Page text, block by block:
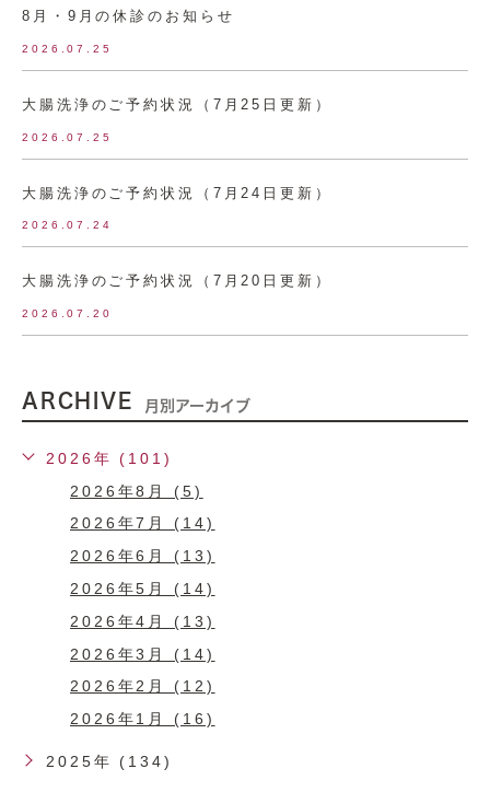
8月・9月の休診のお知らせ
2026.07.25
大腸洗浄のご予約状況（7月25日更新）
2026.07.25
大腸洗浄のご予約状況（7月24日更新）
2026.07.24
大腸洗浄のご予約状況（7月20日更新）
2026.07.20
ARCHIVE 月別アーカイブ
2026年 (101)
2026年8月 (5)
2026年7月 (14)
2026年6月 (13)
2026年5月 (14)
2026年4月 (13)
2026年3月 (14)
2026年2月 (12)
2026年1月 (16)
2025年 (134)